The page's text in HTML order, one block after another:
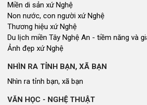
Miền di sản xứ Nghệ
Non nước, con người xứ Nghệ
Thương hiệu xứ Nghệ
Du lịch miền Tây Nghệ An - tiềm năng và
Ảnh đẹp xứ Nghệ
NHÌN RA TỈNH BẠN, XÃ BẠN
Nhìn ra tỉnh bạn, xã bạn
VĂN HỌC - NGHỆ THUẬT